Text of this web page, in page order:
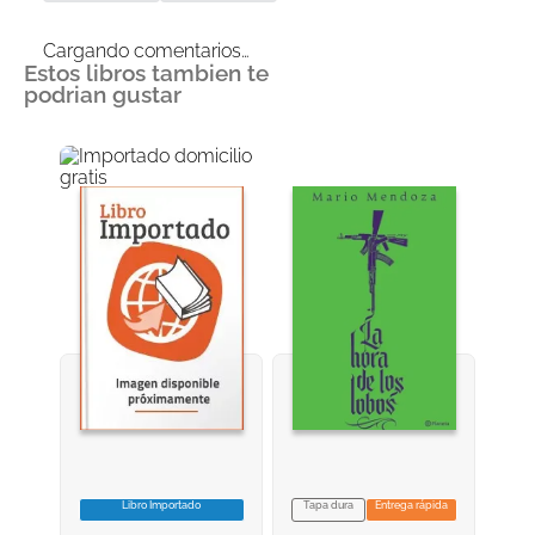
Cargando comentarios…
Estos libros tambien te
podrian gustar
VER INFORMACION
Libro Importado
VER INFORMACION
Tapa dura Entrega rápida